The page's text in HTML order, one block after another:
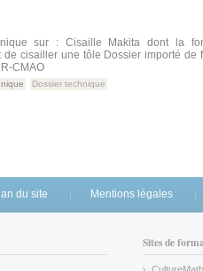
sur : Cisaille Makita dont la
de cisailler une tôle Dossier importé de
CMAO
Dossier technique
du site Mentions légales
Sites de